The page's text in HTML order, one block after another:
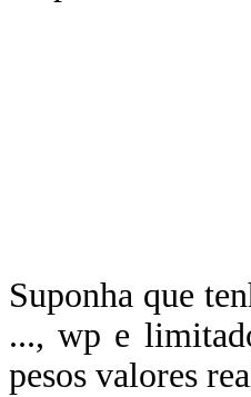
Suponha que
..., wp e
pesos valores